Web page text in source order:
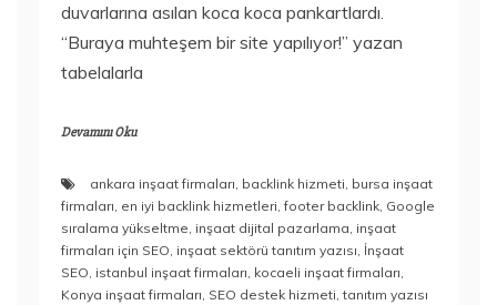
duvarlarına asılan koca koca pankartlardı.
“Buraya muhteşem bir site yapılıyor!” yazan
tabelalarla
Devamını Oku
ankara inşaat firmaları, backlink hizmeti, bursa inşaat
firmaları, en iyi backlink hizmetleri,footer backlink, Google
sıralama yükseltme, inşaat dijital pazarlama, inşaat
firmaları için SEO, inşaat sektörü tanıtım yazısı, İnşaat
SEO, istanbul inşaat firmaları, kocaeli inşaat firmaları,
Konya inşaat firmaları, SEO destek hizmeti,tanıtım yazısı